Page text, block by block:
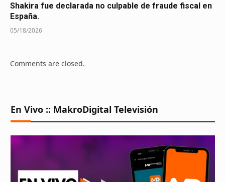
Shakira fue declarada no culpable de fraude fiscal en
España.
05/18/2026
Comments are closed.
En Vivo :: MakroDigital Televisión